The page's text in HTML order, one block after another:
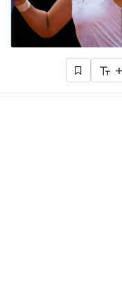
+